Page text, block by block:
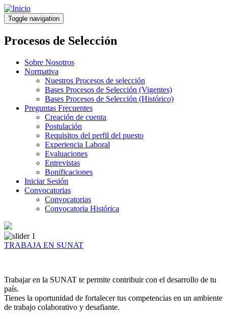
Pasar
al
contenido
principal
Toggle navigation
Procesos de Selección
Sobre Nosotros
Normativa
Nuestros Procesos de selección
Bases Procesos de Selección (Vigentes)
Bases Procesos de Selección (Histórico)
Preguntas Frecuentes
Creación de cuenta
Postulación
Requisitos del perfil del puesto
Experiencia Laboral
Evaluaciones
Entrevistas
Bonificaciones
Iniciar Sesión
Convocatorias
Convocatorias
Convocatoria Histórica
TRABAJA EN SUNAT
Trabajar en la SUNAT te permite contribuir con el desarrollo de tu
país.
Tienes la oportunidad de fortalecer tus competencias en un ambiente
de trabajo colaborativo y desafiante.